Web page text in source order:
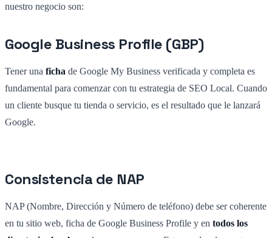
nuestro negocio son:
Google Business Profile (GBP)
Tener una ficha de Google My Business verificada y completa es
fundamental para comenzar con tu estrategia de SEO Local. Cuando
un cliente busque tu tienda o servicio, es el resultado que le lanzará
Google.
Consistencia de NAP
NAP (Nombre, Dirección y Número de teléfono) debe ser coherente
en tu sitio web, ficha de Google Business Profile y en todos los